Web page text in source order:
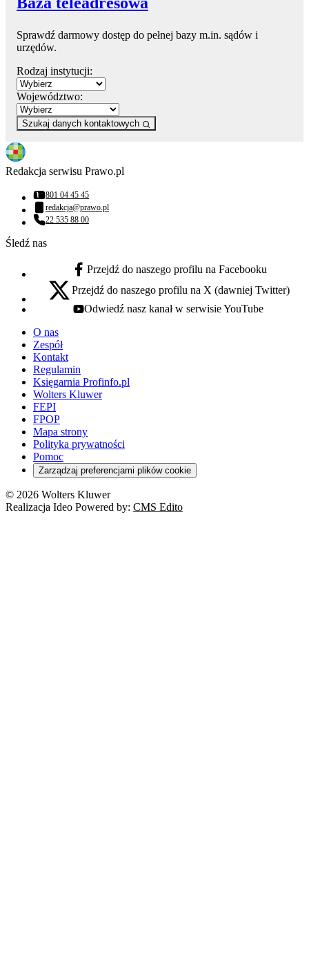
Sprawdź darmowy dostęp do pełnej bazy m.in. sądów i
urzędów.
Rodzaj instytucji:
Województwo:
Szukaj danych kontaktowych
Redakcja serwisu Prawo.pl
Numer telefonu:
801 04 45 45
Adres email:
redakcja@prawo.pl
Numer telefonu:
22 535 88 00
Śledź nas
facebook - otwiera się w nowej karcie
Przejdź do naszego profilu na Facebooku
x - otwiera się w nowej karcie
Przejdź do naszego profilu na X (dawniej Twitter)
youtube - otwiera się w nowej karcie
Odwiedź nasz kanał w serwisie YouTube
O nas
Zespół
Kontakt
Regulamin
Księgarnia Profinfo.pl
Wolters Kluwer
FEPI
FPOP
Mapa strony
Polityka prywatności
Pomoc
Zarządzaj preferencjami plików cookie
© 2026 Wolters Kluwer
Realizacja Ideo Powered by: CMS Edito